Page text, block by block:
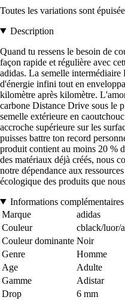
Toutes les variations sont
Description
Quand tu ressens le besoin de
façon rapide et régulière avec
adidas. La semelle
d'énergie infini tout en
kilomètre après kilomètre.
carbone Distance Drive sous le
semelle extérieure en
accroche supérieure sur les
puisses battre ton record
produit contient au moins 20 %
des matériaux déjà créés, nous
notre dépendance aux
écologique des produits que
Informations complémentaires
Marque
adidas
Couleur
cblack/luor/
Couleur dominante Noir
Genre
Homme
Age
Adulte
Gamme
Adistar
Drop
6 mm